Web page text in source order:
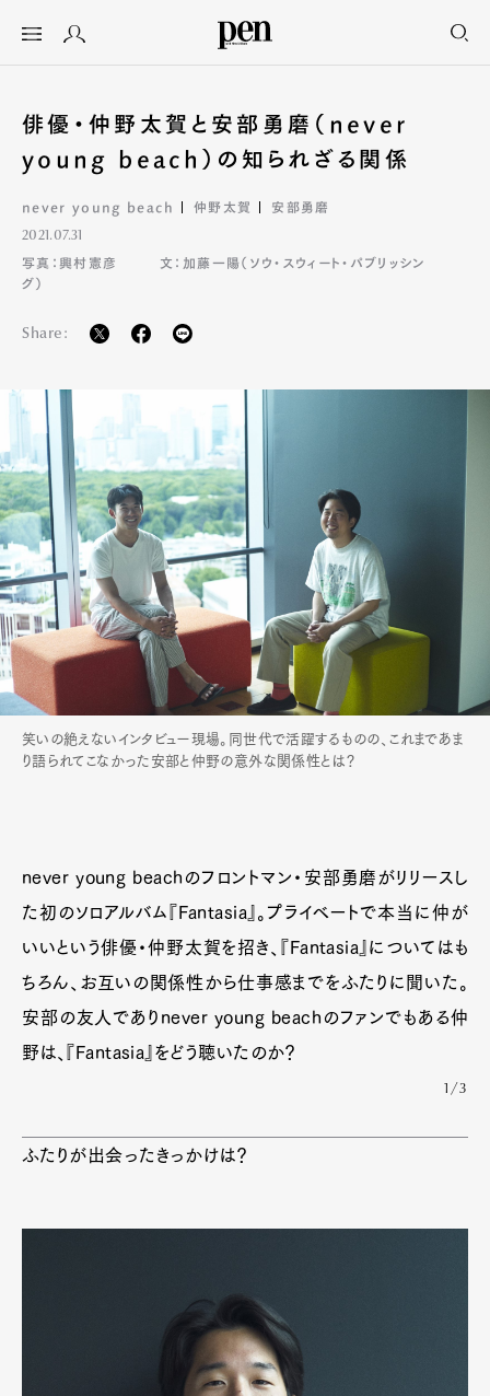
俳優・仲野太賀と安部勇磨（never
young beach）の知られざる関係
never young beach 仲野太賀 安部勇磨
2021.07.31
写真：興村憲彦
文：加藤一陽（ソウ・スウィート・パブリッシン
グ）
Share:
笑いの絶えないインタビュー現場。同世代で活躍するものの、これまであま
り語られてこなかった安部と仲野の意外な関係性とは？
never young beachのフロントマン・ 安部勇磨がリリースし
た初のソロアルバム『Fantasia』 。プライベートで本当に仲が
いいという俳優・仲野太賀を招き、
『Fantasia』についてはも
ちろん、お互いの関係性から仕事感までをふたりに聞いた。
安部の友人でありnever young beachのファンでもある仲
野は、
『Fantasia』をどう聴いたのか？
1/3
ふたりが出会ったきっかけは？